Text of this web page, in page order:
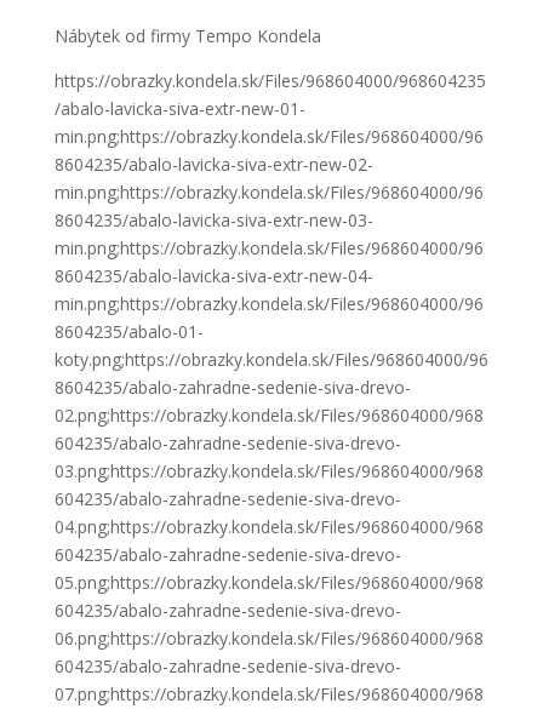
Nábytek od firmy Tempo Kondela
https://obrazky.kondela.sk/Files/968604000/968604235
/abalo-lavicka-siva-extr-new-01-
min.png;https://obrazky.kondela.sk/Files/968604000/96
8604235/abalo-lavicka-siva-extr-new-02-
min.png;https://obrazky.kondela.sk/Files/968604000/96
8604235/abalo-lavicka-siva-extr-new-03-
min.png;https://obrazky.kondela.sk/Files/968604000/96
8604235/abalo-lavicka-siva-extr-new-04-
min.png;https://obrazky.kondela.sk/Files/968604000/96
8604235/abalo-01-
koty.png;https://obrazky.kondela.sk/Files/968604000/96
8604235/abalo-zahradne-sedenie-siva-drevo-
02.png;https://obrazky.kondela.sk/Files/968604000/968
604235/abalo-zahradne-sedenie-siva-drevo-
03.png;https://obrazky.kondela.sk/Files/968604000/968
604235/abalo-zahradne-sedenie-siva-drevo-
04.png;https://obrazky.kondela.sk/Files/968604000/968
604235/abalo-zahradne-sedenie-siva-drevo-
05.png;https://obrazky.kondela.sk/Files/968604000/968
604235/abalo-zahradne-sedenie-siva-drevo-
06.png;https://obrazky.kondela.sk/Files/968604000/968
604235/abalo-zahradne-sedenie-siva-drevo-
07.png;https://obrazky.kondela.sk/Files/968604000/968